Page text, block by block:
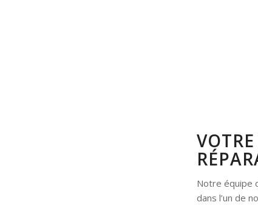
Notre équipe
dans l’un de